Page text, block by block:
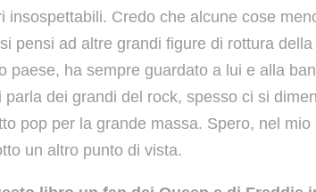
insospettabili. Credo che alcune cose
pensi ad altre grandi figure di rottura
paese, ha sempre guardato a lui e alla
dei grandi del rock, spesso ci si
pop per la grande massa. Spero, nel
un altro punto di vista.